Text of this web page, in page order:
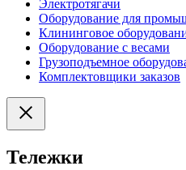
Электротягачи
Оборудование для
Клининговое
Оборудование с весами
Грузоподъемное
Комплектовщики заказов
Тележки